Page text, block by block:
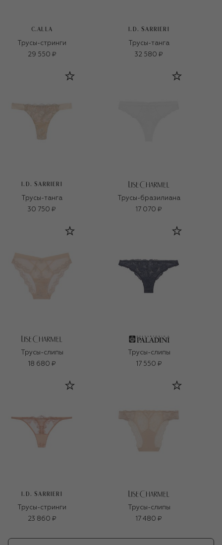
C.ALLA
Трусы-стринги
29 550 ₽
I.D. SARRIERI
Трусы-танга
32 580 ₽
I.D. SARRIERI
Трусы-танга
30 750 ₽
Трусы-бразилиана
17 070 ₽
Трусы-слипы
18 680 ₽
Трусы-слипы
17 550 ₽
I.D. SARRIERI
Трусы-стринги
23 860 ₽
Трусы-слипы
17 480 ₽